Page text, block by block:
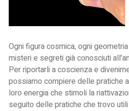
Ogni figura cosmica, ogni
misteri e segreti già conosciuti
Per riportarli a coscienza e
possiamo compiere delle pratiche
loro energia che stimoli la
seguito delle pratiche che trovo